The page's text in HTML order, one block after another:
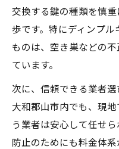
交換する鍵の種類を慎
歩です。特にディンプ
ものは、空き巣などの
ています。
次に、信頼できる業者
大和郡山市内でも、現
う業者は安心して任せ
防止のためにも料金体